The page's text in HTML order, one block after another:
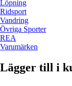
Löpning
Ridsport
Vandring
Övriga Sporter
REA
Varumärken
Lägger till i